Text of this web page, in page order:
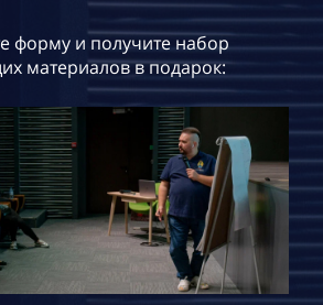
форму и получите набор
материалов в подарок: